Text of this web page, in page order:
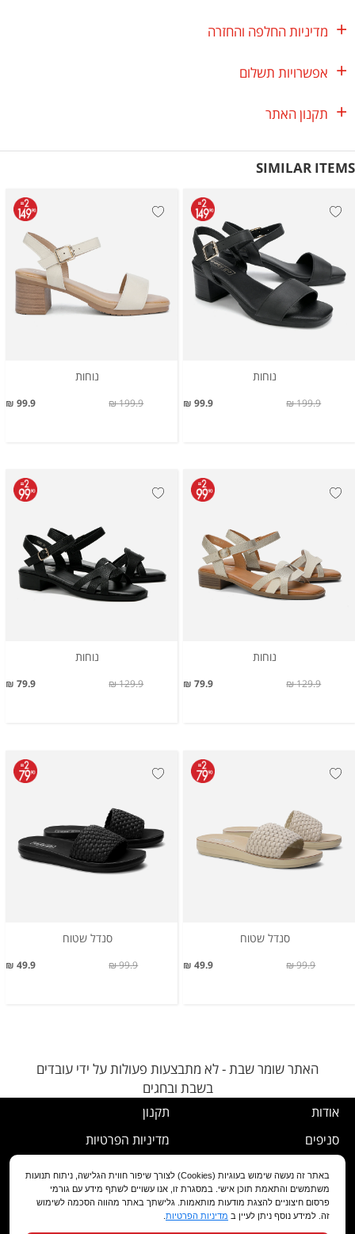
מדיניות החלפה והחזרה
אפשרויות תשלום
תקנון האתר
SIMILAR ITEMS
נוחות
99.9 ₪ 199.9 ₪
נוחות
99.9 ₪ 199.9 ₪
נוחות
79.9 ₪ 129.9 ₪
נוחות
79.9 ₪ 129.9 ₪
סנדל שטוח
49.9 ₪ 99.9 ₪
סנדל שטוח
49.9 ₪ 99.9 ₪
האתר שומר שבת - לא מתבצעות פעולות על ידי עובדים
בשבת ובחגים
אודות
סניפים
שירות לקוחות
מועדון לקוחות
תקנון
מדיניות הפרטיות
נוהל ביטול עסקה
מדיניות החלפה/החזרה/ביטול
הצהרת נגישות
באתר זה נעשה שימוש בעוגיות (Cookies) לצורך שיפור חווית הגלישה, ניתוח תנועות
משתמשים והתאמת תוכן אישי. במסגרת זו, אנו עשויים לשתף מידע עם גורמי
פרסום חיצוניים להצגת מודעות מותאמות. גלישתך באתר מהווה הסכמה לשימוש
זה. למידע נוסף ניתן לעיין ב מדיניות הפרטיות